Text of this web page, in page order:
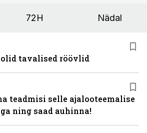
72H Nädal
tavalised röövlid
teadmisi selle ajalooteemalise
ning saad auhinna!